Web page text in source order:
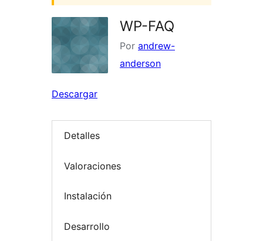
WP-FAQ
Por andrew-
anderson
Descargar
Detalles
Valoraciones
Instalación
Desarrollo